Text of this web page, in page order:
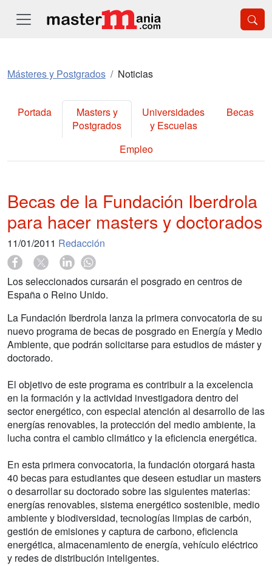
Másteres y Postgrados Noticias
Portada
Masters y
Postgrados
Universidades
y Escuelas
Becas
Empleo
Becas de la Fundación Iberdrola
para hacer masters y doctorados
11/01/2011 Redacción
Los seleccionados cursarán el posgrado en centros de
España o Reino Unido.
La Fundación Iberdrola lanza la primera convocatoria de su
nuevo programa de becas de posgrado en Energía y Medio
Ambiente, que podrán solicitarse para estudios de máster y
doctorado.
El objetivo de este programa es contribuir a la excelencia
en la formación y la actividad investigadora dentro del
sector energético, con especial atención al desarrollo de las
energías renovables, la protección del medio ambiente, la
lucha contra el cambio climático y la eficiencia energética.
En esta primera convocatoria, la fundación otorgará hasta
40 becas para estudiantes que deseen estudiar un masters
o desarrollar su doctorado sobre las siguientes materias:
energías renovables, sistema energético sostenible, medio
ambiente y biodiversidad, tecnologías limpias de carbón,
gestión de emisiones y captura de carbono, eficiencia
energética, almacenamiento de energía, vehículo eléctrico
y redes de distribución inteligentes.